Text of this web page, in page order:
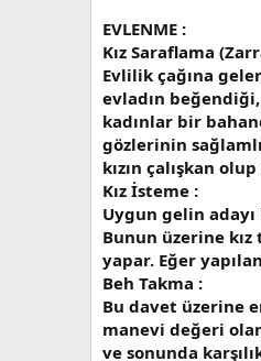
EVLENME :
Kız Saraflama
Evlilik çağına
evladın
kadınlar bir
gözlerinin
kızın çalışkan
Kız İsteme :
Uygun gelin
Bunun üzerine
yapar. Eğer
Beh Takma :
Bu davet üzerine
manevi değeri
ve sonunda